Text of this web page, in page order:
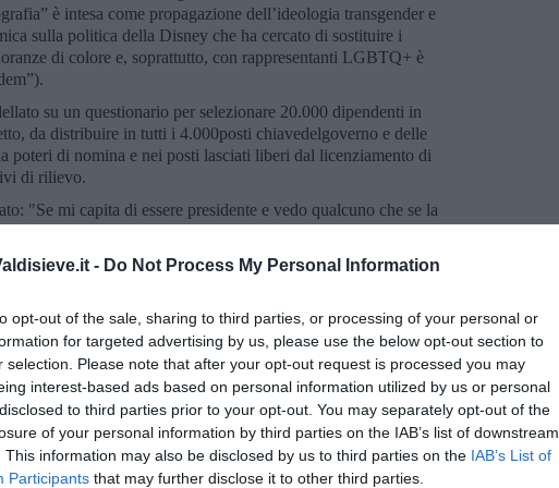
- Do Not Process My Personal Information
opt-out of the sale, sharing to third parties, or processing of your personal or
for targeted advertising by us, please use the below opt-out section to
selection. Please note that after your opt-out request is processed you may
interest-based ads based on personal information utilized by us or personal
to third parties prior to your opt-out. You may separately opt-out of the
of your personal information by third parties on the IAB’s list of downstream
This information may also be disclosed by us to third parties on the IAB’s List of
Participants that may further disclose it to other third parties.
è intesa come propagazione dell’ideologia transgender e
sulla politica della Disney che ha cercato di sostituire i
di colore e, soprattutto, con rappresentanti LGBTQ+ è
su un questionario per selezionare 20.000 dipendenti in
da distribuire in tutti i 4.000posti chiavedelgoverno e delle
poteri di nomina e nei posti lasciati liberi dal licenziamento di
di rilievo.
"Se mi capita di essere presidente e vedo qualcuno che se la
di andare giù e incriminarlo"; ha detto che licenzierebbe "i
distruggendo l’America", che "cancellerà totalmente il Deep
per perseguire il presidente più corrotto nella storia
famiglia criminale
ad attribuire il potere esecutivo esclusivamente al
qualunque cosa come Presidente": il dispiegamento
ai sensi dell'Insurrection Act sarebbe una "priorità immediata"
prossimo e il Dipartimento di Giustizia perseguirebbe chi
politico: coloro che lavorano nel Dipartimento di Giustizia,
fondata da John Kennedy, al fine di combattere la povertà
radicale" e "attivisti" che sono "incorporati" nei loro
alla caccia agli immigrati senza documenti (anche se